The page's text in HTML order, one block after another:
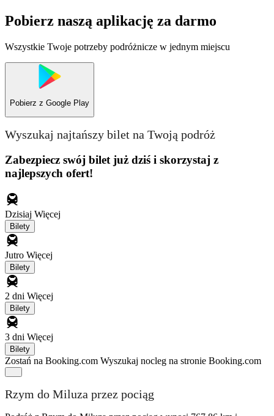
Pobierz naszą aplikację za darmo
Wszystkie Twoje potrzeby podróżnicze w jednym miejscu
Pobierz z Google Play
Wyszukaj najtańszy bilet na Twoją podróż
Zabezpiecz swój bilet już dziś i skorzystaj z
najlepszych ofert!
Dzisiaj Więcej
Bilety
Jutro Więcej
Bilety
2 dni Więcej
Bilety
3 dni Więcej
Bilety
Zostań na Booking.com Wyszukaj nocleg na stronie Booking.com
Rzym do Miluza przez pociąg